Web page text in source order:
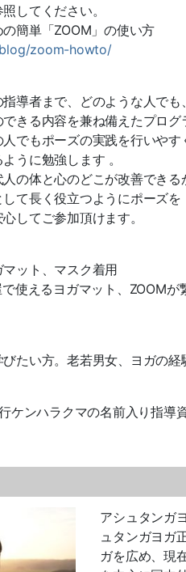
してください。
簡単「ZOOM」の使い方
zoom-howto/
導者まで、どのような人で
きる内容を兼ね備えたプログ
でもポーズの実践を行いや
うに勉強します 。
の体と心のどこが改善できる
て長く役立つようにポーズ
してご参加頂けます。
ット、マスク着用
使えるヨガマット、ZOOM
たい方。老若男女、ヨガの
ケンハラクマの名前入り指導
アシュタンガ
ュタンガヨガ
ガを広め、現